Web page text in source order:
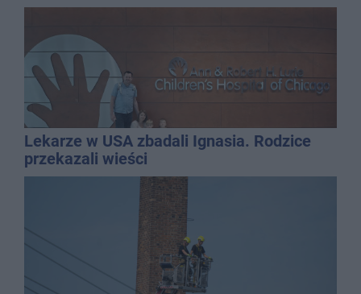
Lekarze w USA zbadali Ignasia. Rodzice
przekazali wieści